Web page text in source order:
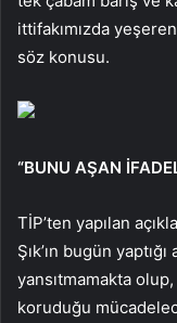
ittifakımızda
söz konusu.
“BUNU AŞAN
TİP’ten yapılan
Şık’ın bugün
yansıtmamakta
koruduğu